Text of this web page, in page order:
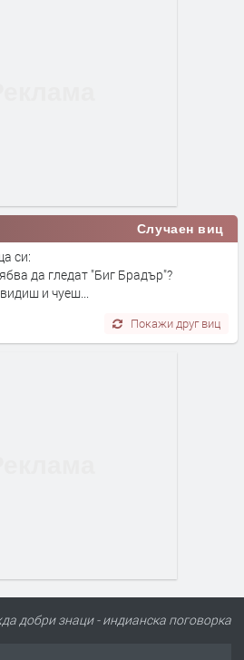
Случаен виц
си:
да гледат "Биг Брадър"?
и чуеш...
Покажи друг виц
добри знаци - индианска поговорка